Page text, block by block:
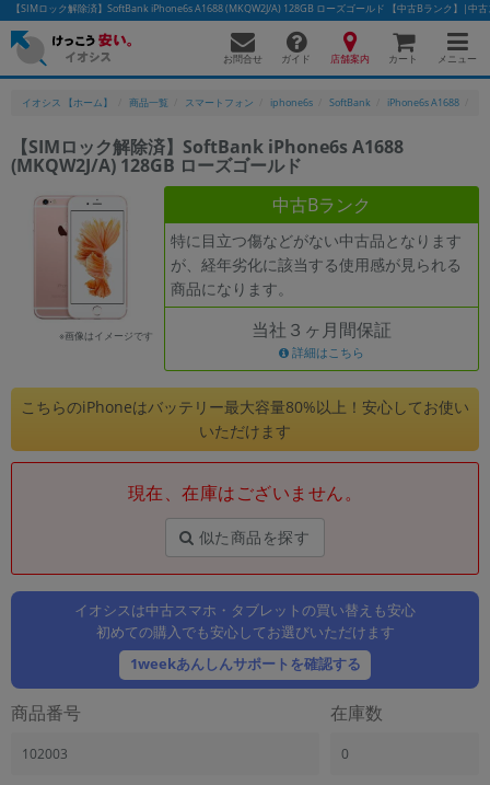
【SIMロック解除済】SoftBank iPhone6s A1688 (MKQW2J/A) 128GB ローズゴールド 【中古Bランク】|中
お問合せ ガイド 店舗案内 カート メニュー
イオシス 【ホーム】 商品一覧 スマートフォン iphone6s SoftBank iPhone6s A1688
【SIMロック解除済】SoftBank iPhone6s A1688
(MKQW2J/A) 128GB ローズゴールド
※画像はイメージです
中古Bランク
特に目立つ傷などがない中古品となります
が、経年劣化に該当する使用感が見られる
商品になります。
当社３ヶ月間保証
詳細はこちら
こちらのiPhoneはバッテリー最大容量80%以上！安心してお使い
いただけます
現在、在庫はございません。
似た商品を探す
イオシスは中古スマホ・タブレットの買い替えも安心
初めての購入でも安心してお選びいただけます
1weekあんしんサポートを確認する
商品番号
102003
在庫数
0
かんたんパソコン検索に切り替える
フリーワード
除外ワード
人気の検索ワード： Let's note
「スマートフォン」「タブレット」など
シリーズ
「iPhone」「Xperia」「Galaxy」など
「Apple」「SONY」「SHARP」など
機能・特徴
商品の搭載機能による絞り込み
「5G対応」「防水」「ワンセグ」など
ドライブ
ドライブの絞り込み
ランク